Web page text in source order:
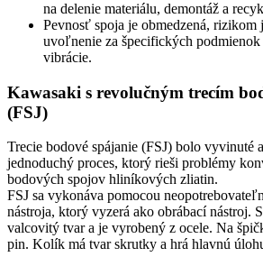
na delenie materiálu, demontáž a
Pevnosť spoja je obmedzená, rizikom
uvoľnenie za špecifických podmienok
vibrácie.
Kawasaki s revolučným trecím
(FSJ)
Trecie bodové spájanie (FSJ) bolo vyvinuté
jednoduchý proces, ktorý rieši problémy
bodových spojov hliníkových zliatin.
FSJ sa vykonáva pomocou
nástroja, ktorý vyzerá ako obrábací nástroj.
valcovitý tvar a je vyrobený z ocele. Na
pin. Kolík má tvar skrutky a hrá hlavnú